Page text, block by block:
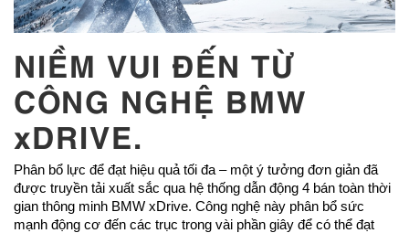
NIỀM VUI ĐẾN TỪ
CÔNG NGHỆ BMW
xDRIVE.
Phân bổ lực để đạt hiệu quả tối đa – một ý tưởng đơn giản đã
được truyền tải xuất sắc qua hệ thống dẫn động 4 bán toàn thời
gian thông minh BMW xDrive. Công nghệ này phân bổ sức
mạnh động cơ đến các trục trong vài phần giây để có thể đạt